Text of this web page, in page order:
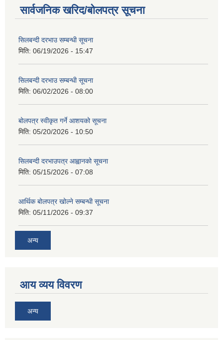
सार्वजनिक खरिद/बोलपत्र सूचना
सिलबन्दी दरभाउ सम्बन्धी सूचना
मिति: 06/19/2026 - 15:47
सिलबन्दी दरभाउ सम्बन्धी सूचना
मिति: 06/02/2026 - 08:00
बोलपत्र स्वीकृत गर्ने आशयको सूचना
मिति: 05/20/2026 - 10:50
सिलबन्दी दरभाउपत्र आह्वानको सूचना
मिति: 05/15/2026 - 07:08
आर्थिक बोलपत्र खोल्ने सम्बन्धी सूचना
मिति: 05/11/2026 - 09:37
अन्य
आय व्यय विवरण
अन्य